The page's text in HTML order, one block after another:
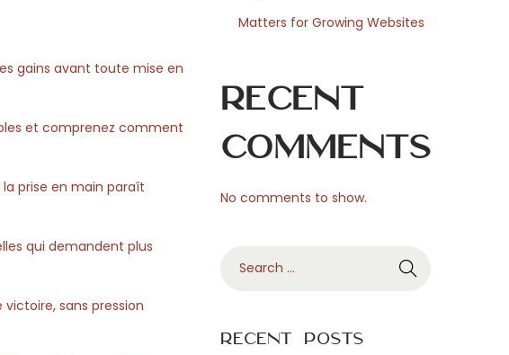
gains avant toute mise en
et comprenez comment
prise en main paraît
qui demandent plus
sans pression
Matters for Growing Websites
Recent
Comments
No comments to show.
rRecent Posts